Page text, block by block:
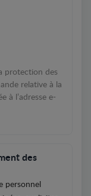
protection des
relative à la
à l’adresse e-
des
personnel